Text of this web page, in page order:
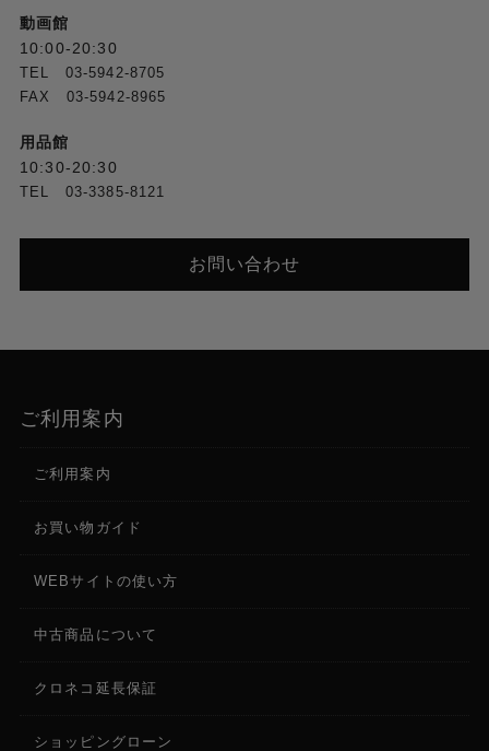
動画館
10:00-20:30
TEL 03-5942-8705
FAX 03-5942-8965
用品館
10:30-20:30
TEL 03-3385-8121
お問い合わせ
ご利用案内
ご利用案内
お買い物ガイド
WEBサイトの使い方
中古商品について
クロネコ延長保証
ショッピングローン